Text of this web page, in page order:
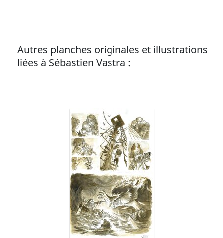
Autres planches originales et illustrations
liées à Sébastien Vastra :